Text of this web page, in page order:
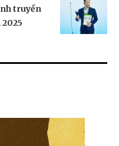
truyền